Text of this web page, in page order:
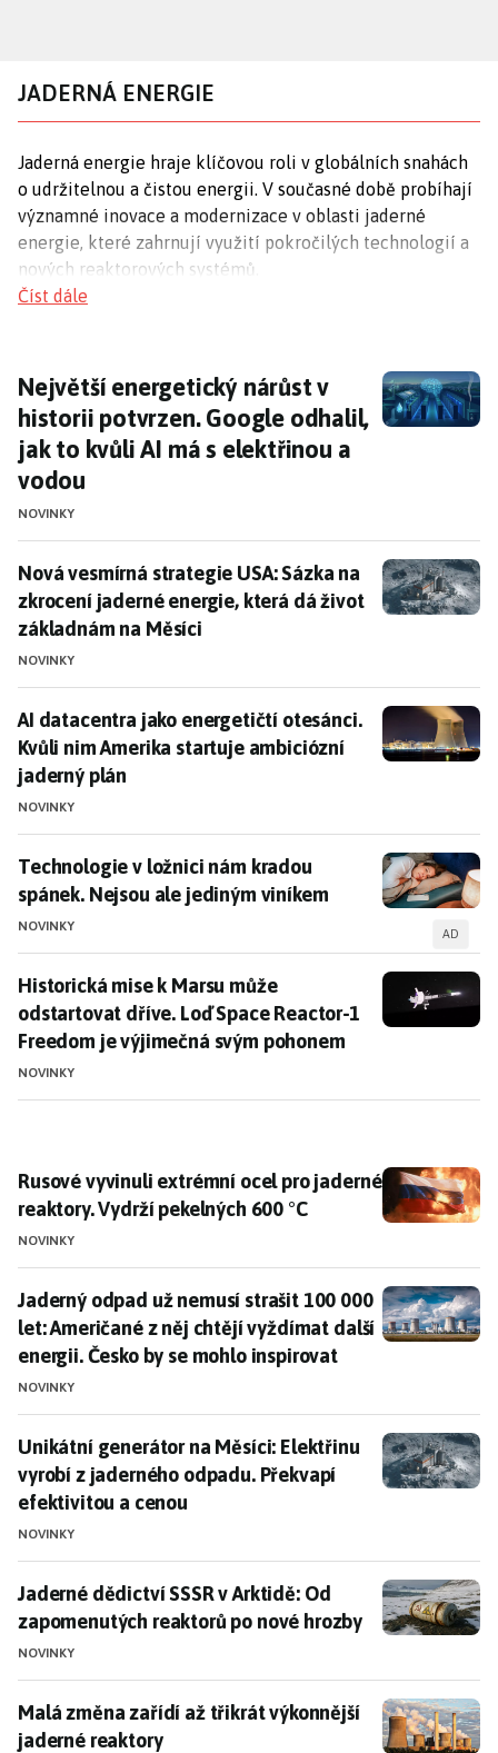
obsahu
JADERNÁ ENERGIE
Jaderná energie hraje klíčovou roli v globálních snahách
o udržitelnou a čistou energii. V současné době probíhají
významné inovace a modernizace v oblasti jaderné
energie, které zahrnují využití pokročilých technologií a
nových reaktorových systémů.
Jaderná elektrárna Temelín se stává příkladem
modernizace v oblasti jaderné energie. Společnost ČEZ
zde zavádí brýle pro rozšířenou realituHoloLens 2a
využívá privátní5G síť, což zlepšuje efektivitu a
bezpečnost provozu.
SpolečnostGoogleinvestuje do malých modulárních
reaktorů (SMR) vyvinutých firmou Kairos Power pro své
datové centrum. Tento krok podtrhuje rostoucí význam
SMR jako zdroje čisté energie, který je klíčový pro
budoucí energetické potřeby.
Tipy a trendy
Revoluce v Temelíně
jadernou elektrárnu.
Google a jaderná energie: Jak malé reaktory pohání
datová centra budoucnosti.
Číst dále
Největší energetický nárůst v historii
Největší energetický nárůst v
historii potvrzen. Google odhalil,
jak to kvůli AI má s elektřinou a
vodou
NOVINKY
Nová vesmírná strategie USA: Sázka na zkrocení
Nová vesmírná strategie USA: Sázka na
zkrocení jaderné energie, která dá život
základnám na Měsíci
NOVINKY
AI datacentra jako energetičtí otesánci. Kvůli nim
AI datacentra jako energetičtí otesánci.
Kvůli nim Amerika startuje ambiciózní
jaderný plán
NOVINKY
Technologie v ložnici nám kradou spánek. Nejsou
Technologie v ložnici nám kradou
spánek. Nejsou ale jediným viníkem
NOVINKY AD
Historická mise k Marsu může odstartovat dříve.
Historická mise k Marsu může
odstartovat dříve. Loď Space Reactor-1
Freedom je výjimečná svým pohonem
NOVINKY
Rusové vyvinuli extrémní ocel pro jaderné reaktory.
Rusové vyvinuli extrémní ocel pro jaderné
reaktory. Vydrží pekelných 600 °C
NOVINKY
Jaderný odpad už nemusí strašit 100 000 let:
Jaderný odpad už nemusí strašit 100 000
let: Američané z něj chtějí vyždímat další
energii. Česko by se mohlo inspirovat
NOVINKY
Unikátní generátor na Měsíci: Elektřinu vyrobí z
Unikátní generátor na Měsíci: Elektřinu
vyrobí z jaderného odpadu. Překvapí
efektivitou a cenou
NOVINKY
Jaderné dědictví SSSR v Arktidě: Od zapomenutých
Jaderné dědictví SSSR v Arktidě: Od
zapomenutých reaktorů po nové hrozby
NOVINKY
Malá změna zařídí až třikrát výkonnější jaderné
Malá změna zařídí až třikrát výkonnější
jaderné reaktory